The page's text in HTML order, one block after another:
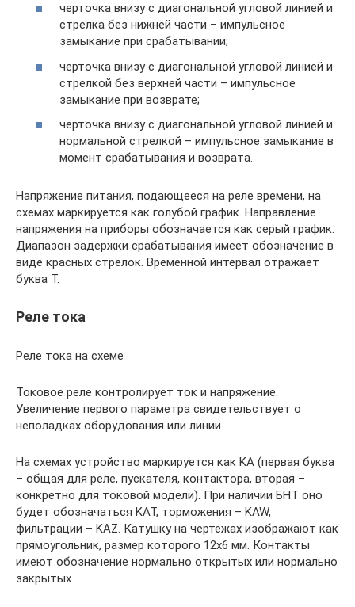
черточка внизу с диагональной угловой линией и
стрелка без нижней части – импульсное
замыкание при срабатывании;
черточка внизу с диагональной угловой линией и
стрелкой без верхней части – импульсное
замыкание при возврате;
черточка внизу с диагональной угловой линией и
нормальной стрелкой – импульсное замыкание в
момент срабатывания и возврата.
Напряжение питания, подающееся на реле времени, на
схемах маркируется как голубой график. Направление
напряжения на приборы обозначается как серый график.
Диапазон задержки срабатывания имеет обозначение в
виде красных стрелок. Временной интервал отражает
буква Т.
Реле тока
Реле тока на схеме
Токовое реле контролирует ток и напряжение.
Увеличение первого параметра свидетельствует о
неполадках оборудования или линии.
На схемах устройство маркируется как KA (первая буква
– общая для реле, пускателя, контактора, вторая –
конкретно для токовой модели). При наличии БНТ оно
будет обозначаться KAT, торможения – KAW,
фильтрации – KAZ. Катушку на чертежах изображают как
прямоугольник, размер которого 12х6 мм. Контакты
имеют обозначение нормально открытых или нормально
закрытых.